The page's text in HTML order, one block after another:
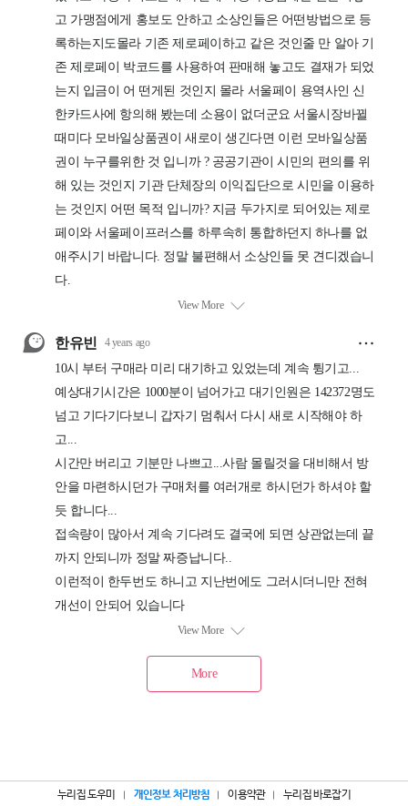
누리집 도우미 개인정보 처리방침 이용약관 누리집 바로잡기